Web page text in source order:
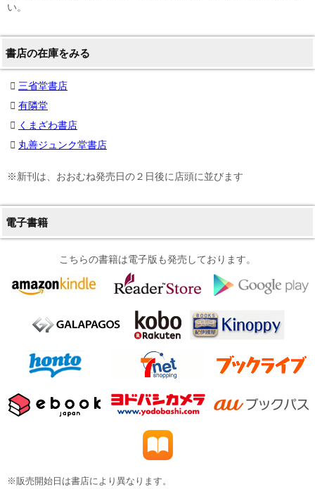
い。
書店の在庫をみる
三省堂書店
有隣堂
くまざわ書店
丸善ジュンク堂書店
※新刊は、おおむね発売日の２日後に店頭に並びます
電子書籍
こちらの書籍は電子版も発売しております。
※販売開始日は書店により異なります。